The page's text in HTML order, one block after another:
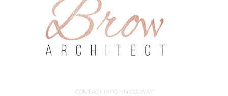
CONTACT INFO – NICOLWAY